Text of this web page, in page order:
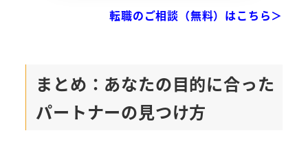
転職のご相談（無料）はこちら＞
まとめ：あなたの目的に合った
パートナーの見つけ方